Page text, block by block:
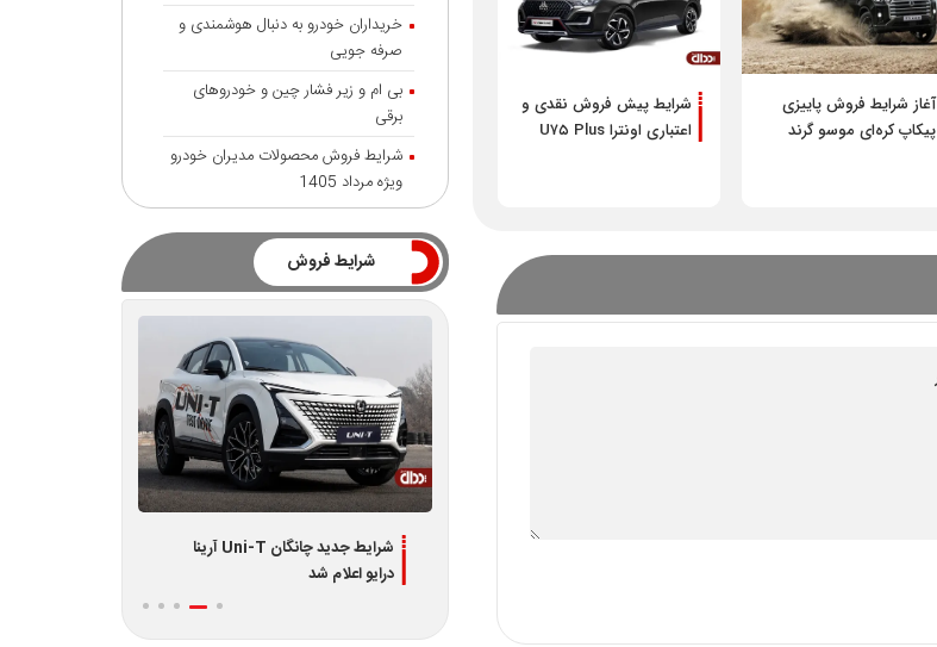
آغاز شرایط فروش پاییزی
پیکاپ کره‌ای موسو گرند
شرایط پیش فروش نقدی و
اعتباری اونترا U۷۵ Plus
خریداران خودرو به دنبال هوشمندی و
صرفه جویی
بی ام و زیر فشار چین و خودروهای
برقی
شرایط فروش محصولات مدیران خودرو
ویژه مرداد 1405
شرایط فروش
شرایط فروش محصولات مدیران
شرایط جدید چانگان Uni-T آرینا
درایو اعلام شد